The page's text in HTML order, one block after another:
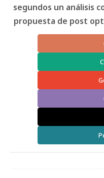
segundos un análisis
propuesta de post